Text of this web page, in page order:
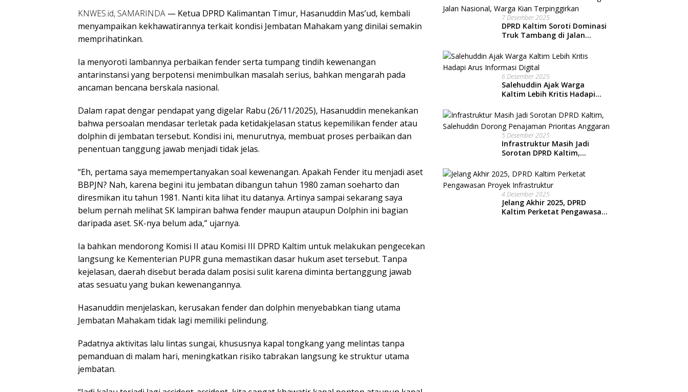
KNWES.id, SAMARINDA — Ketua DPRD Kalimantan Timur, Hasanuddin Mas’ud, kembali
menyampaikan kekhawatirannya terkait kondisi Jembatan Mahakam yang dinilai semakin
memprihatinkan.
Ia menyoroti lambannya perbaikan fender serta tumpang tindih kewenangan
antarinstansi yang berpotensi menimbulkan masalah serius, bahkan mengarah pada
ancaman bencana berskala nasional.
Dalam rapat dengar pendapat yang digelar Rabu (26/11/2025), Hasanuddin menekankan
bahwa persoalan mendasar terletak pada ketidakjelasan status kepemilikan fender atau
dolphin di jembatan tersebut. Kondisi ini, menurutnya, membuat proses perbaikan dan
penentuan tanggung jawab menjadi tidak jelas.
“Eh, pertama saya memempertanyakan soal kewenangan. Apakah Fender itu menjadi aset
BBPJN? Nah, karena begini itu jembatan dibangun tahun 1980 zaman soeharto dan
diresmikan itu tahun 1981. Nanti kita lihat itu datanya. Artinya sampai sekarang saya
belum pernah melihat SK lampiran bahwa fender maupun ataupun Dolphin ini bagian
daripada aset. SK-nya belum ada,” ujarnya.
Ia bahkan mendorong Komisi II atau Komisi III DPRD Kaltim untuk melakukan pengecekan
langsung ke Kementerian PUPR guna memastikan dasar hukum aset tersebut. Tanpa
kejelasan, daerah disebut berada dalam posisi sulit karena diminta bertanggung jawab
atas sesuatu yang bukan kewenangannya.
Hasanuddin menjelaskan, kerusakan fender dan dolphin menyebabkan tiang utama
Jembatan Mahakam tidak lagi memiliki pelindung.
Padatnya aktivitas lalu lintas sungai, khususnya kapal tongkang yang melintas tanpa
pemanduan di malam hari, meningkatkan risiko tabrakan langsung ke struktur utama
jembatan.
7 Desember 2025
DPRD Kaltim Soroti Dominasi
Truk Tambang di Jalan
Terpinggirkan
6 Desember 2025
Salehuddin Ajak Warga
Kaltim Lebih Kritis Hadapi
5 Desember 2025
Infrastruktur Masih Jadi
Sorotan DPRD Kaltim,
Penajaman Prioritas
Anggaran
4 Desember 2025
Jelang Akhir 2025, DPRD
Kaltim Perketat Pengawasan